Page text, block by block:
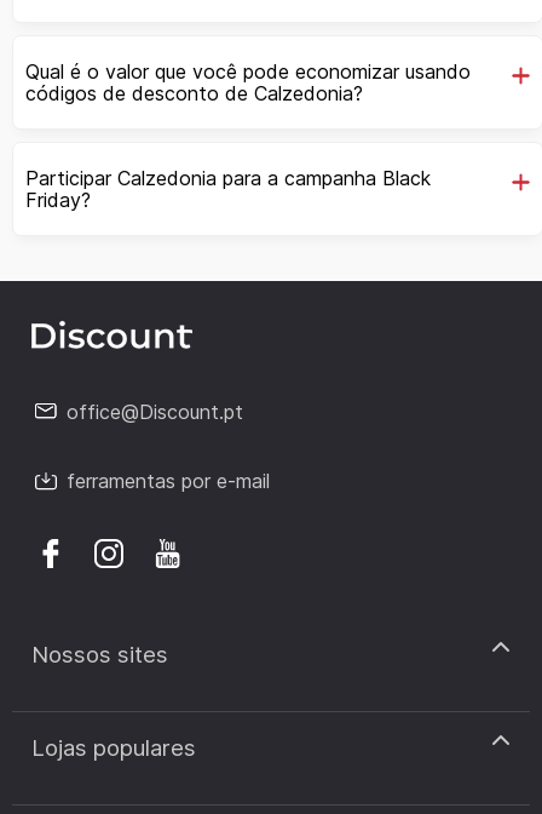
Qual é o valor que você pode economizar usando
códigos de desconto de Calzedonia?
Participar Calzedonia para a campanha Black
Friday?
office@Discount.pt
ferramentas por e-mail
Nossos sites
discount.pt
discount.sk
Lojas populares
Cupão de desconto Zooplus